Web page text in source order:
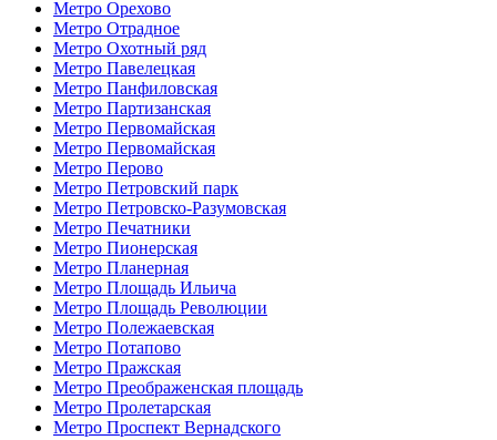
Метро Орехово
Метро Отрадное
Метро Охотный ряд
Метро Павелецкая
Метро Панфиловская
Метро Партизанская
Метро Первомайская
Метро Первомайская
Метро Перово
Метро Петровский парк
Метро Петровско-Разумовская
Метро Печатники
Метро Пионерская
Метро Планерная
Метро Площадь Ильича
Метро Площадь Революции
Метро Полежаевская
Метро Потапово
Метро Пражская
Метро Преображенская площадь
Метро Пролетарская
Метро Проспект Вернадского